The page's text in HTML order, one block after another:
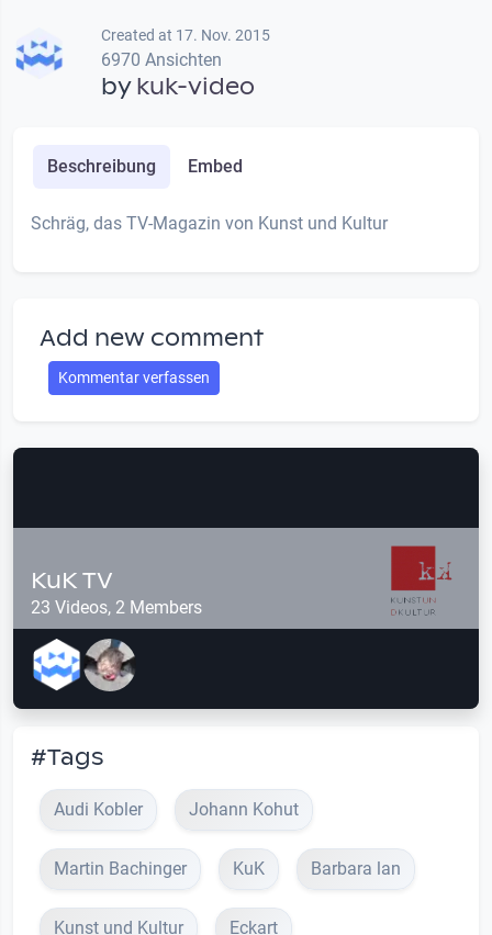
Created at 17. Nov. 2015
6970 Ansichten
bykuk-video
Beschreibung Embed
Schräg, das TV-Magazin von Kunst und Kultur
Add new comment
Kommentar verfassen
KuK TV
23 Videos, 2 Members
#Tags
Audi Kobler Johann Kohut
Martin Bachinger KuK Barbara lan
Kunst und Kultur Eckart